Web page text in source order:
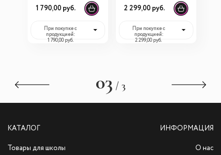
Ramili ET1003
1 790,00 руб.
При покупке с
продукцией:
1 790,00 руб.
термометр (2 в 1)
Ramili ET3050
2 299,00 руб.
При покупке с
продукцией:
2 299,00 руб.
03 / 3
КАТАЛОГ
Товары для школы
ИНФОРМАЦИЯ
О нас